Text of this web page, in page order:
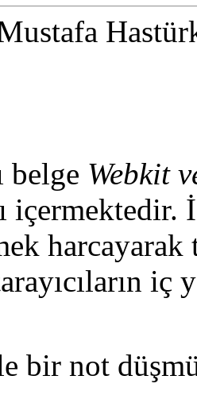
belge Webkit
harcayarak
iç
bir not